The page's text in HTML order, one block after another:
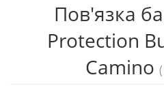
Пов'язка
Protection
Camino